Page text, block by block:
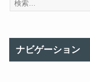
ナビゲーション